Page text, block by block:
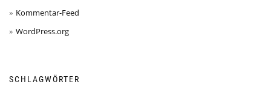
Kommentar-Feed
WordPress.org
SCHLAGWÖRTER